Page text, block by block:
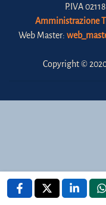
P.IVA
Amministrazione
Web Master:
Copyright ©